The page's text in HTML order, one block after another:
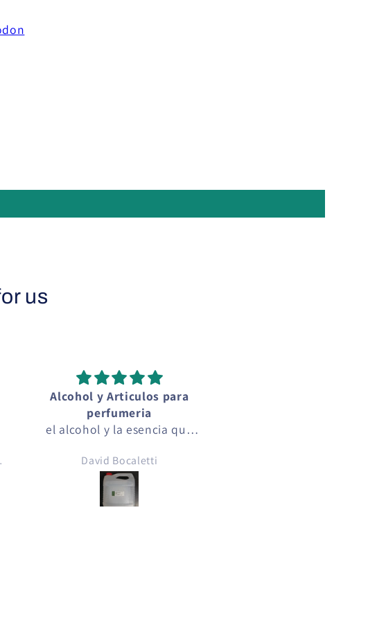
us
Alcohol y Articulos para
perfumeria
el alcohol y la esencia que
calidad, funcionando
perfectamente, el alcohol se
compara con alcoholes de
David Bocaletti